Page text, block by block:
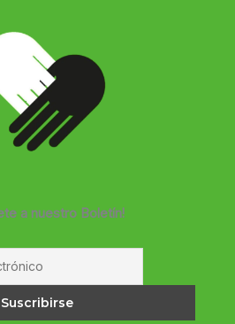
a nuestro Boletín!